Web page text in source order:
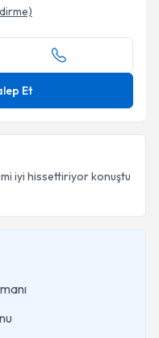
Et
iyi hissettiriyor konuştu